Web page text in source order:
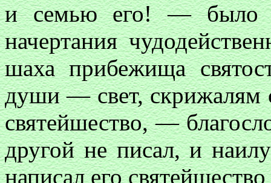
и семью его! — было
начертания
шаха прибежища
души — свет, скрижалям
святейшество, —
другой не писал, и
написал его